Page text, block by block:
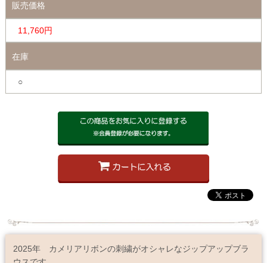
販売価格
11,760円
在庫
○
2025年 カメリアリボンの刺繍がオシャレなジップアップブラ